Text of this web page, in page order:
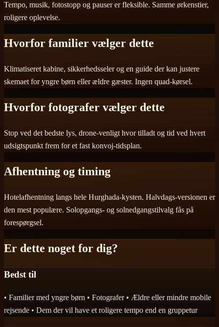
Tempo, musik, fotostopp og pauser er fleksible. Samme ørkenstier,
roligere oplevelse.
Hvorfor familier vælger dette
Klimatiseret kabine, sikkerhedsseler og en guide der kan justere
skemaet for yngre børn eller ældre gæster. Ingen quad-kørsel.
Hvorfor fotografer vælger dette
Stop ved det bedste lys, drone-venligt hvor tilladt og tid ved hvert
udsigtspunkt frem for et fast konvoj-tidsplan.
Afhentning og timing
Hotelafhentning langs hele Hurghada-kysten. Halvdags-versionen er
den mest populære. Solopgangs- og solnedgangstilvalg fås på
forespørgsel.
Er dette noget for dig?
Bedst til
• Familier med yngre børn • Fotografer • Ældre eller mindre mobile
rejsende • Dem der vil have et roligere tempo end en gruppetur